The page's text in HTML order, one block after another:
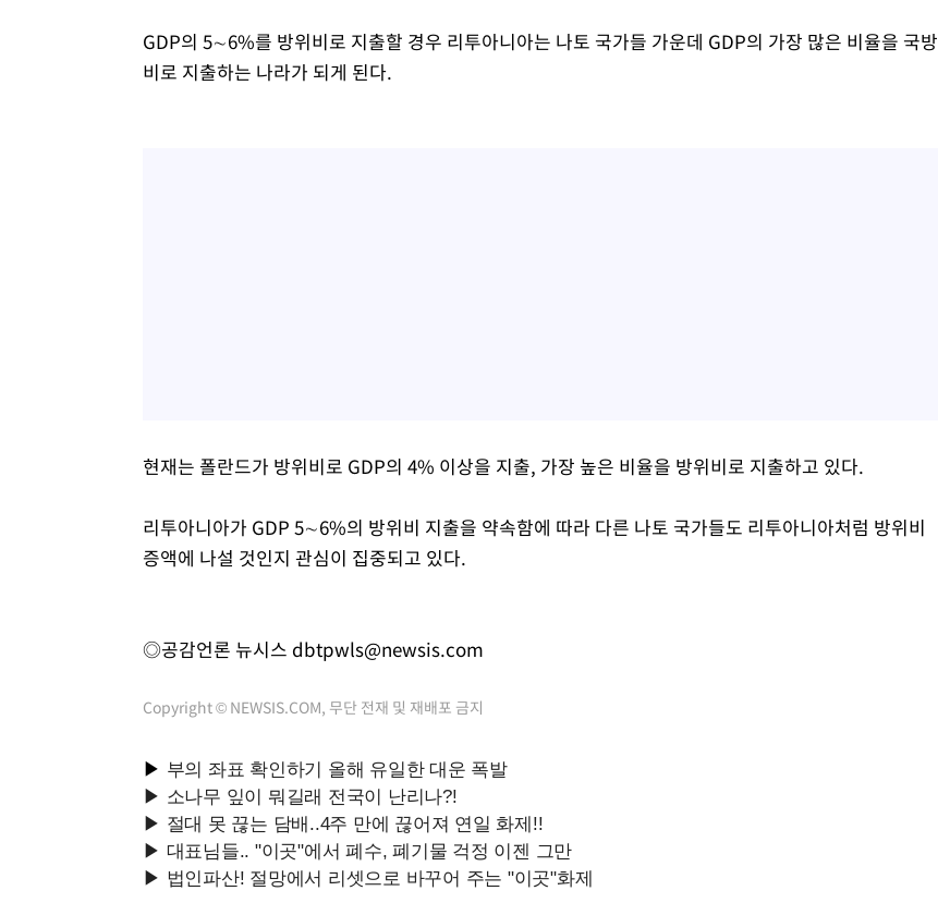
GDP의 5∼6%를 방위비로 지출할 경우 리투아니아는 나토 국가들 가운데 GDP의 가장 많은 비율을 국방
비로 지출하는 나라가 되게 된다.
현재는 폴란드가 방위비로 GDP의 4% 이상을 지출, 가장 높은 비율을 방위비로 지출하고 있다.
리투아니아가 GDP 5∼6%의 방위비 지출을 약속함에 따라 다른 나토 국가들도 리투아니아처럼 방위비
증액에 나설 것인지 관심이 집중되고 있다.
◎공감언론 뉴시스 dbtpwls@newsis.com
Copyright © NEWSIS.COM, 무단 전재 및 재배포 금지